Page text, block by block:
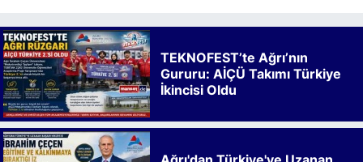
TEKNOFEST’te Ağrı’nın
Gururu: AİÇÜ Takımı Türkiye
İkincisi Oldu